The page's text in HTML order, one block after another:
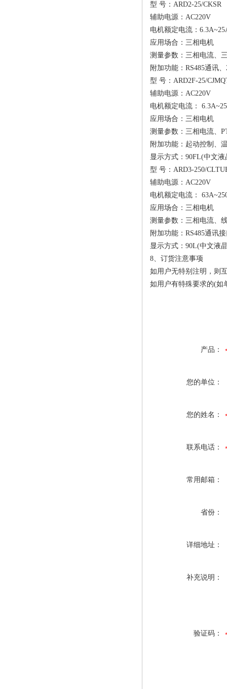
型 号：ARD2-25/CKSR
辅助电源：AC220V
电机额定电流：
应用场合：三相电机
测量参数：三相电流、
附加功能：RS485通讯
型 号：ARD2F-25/
辅助电源：AC220V
电机额定电流：
应用场合：三相电机
测量参数：三相电流、
附加功能：起动控制、
显示方式：90FL(中文液
型 号：ARD3-250/
辅助电源：AC220V
电机额定电流：
应用场合：三相电机
测量参数：三相电流、
附加功能：RS485通讯
显示方式：90L(中文液
8、订货注意事项
如用户无特别注明，则
如用户有特殊要求的(如
产品：
您的单位：
您的姓名：
联系电话：
常用邮箱：
省份：
详细地址：
补充说明：
验证码：